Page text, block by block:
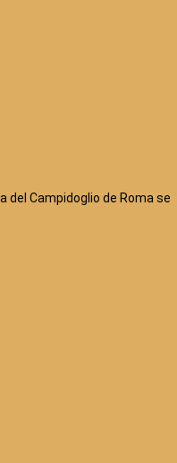
del Campidoglio de Roma se